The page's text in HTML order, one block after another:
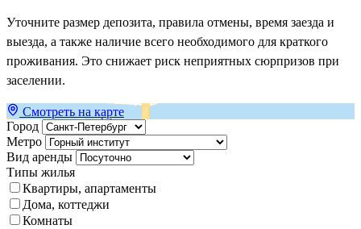
Уточните размер депозита, правила отмены, время заезда и
выезда, а также наличие всего необходимого для краткого
проживания. Это снижает риск неприятных сюрпризов при
заселении.
Смотреть на карте
Город
Метро
Вид аренды
Типы жилья
Квартиры, апартаменты
Дома, коттеджи
Комнаты